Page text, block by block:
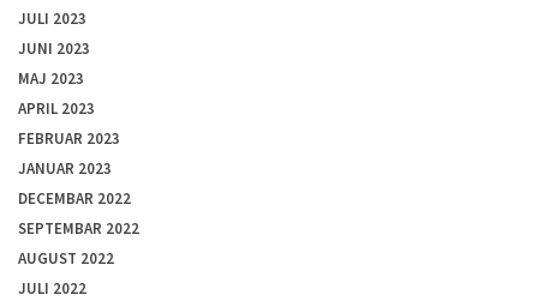
JULI 2023
JUNI 2023
MAJ 2023
APRIL 2023
FEBRUAR 2023
JANUAR 2023
DECEMBAR 2022
SEPTEMBAR 2022
AUGUST 2022
JULI 2022